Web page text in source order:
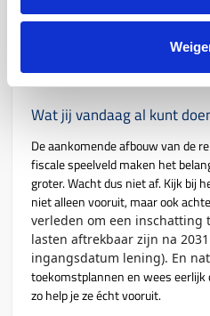
Wij pleiten daarom voor
Dat maakt je financieel advies
Wat jij vandaag al kunt
De aankomende afbouw van de
fiscale speelveld maken het
groter. Wacht dus niet af. Kijk bij
niet alleen vooruit, maar ook
verleden om een inschatting
lasten aftrekbaar zijn na
ingangsdatum lening). En
toekomstplannen en wees eerlijk
zo help je ze écht vooruit.